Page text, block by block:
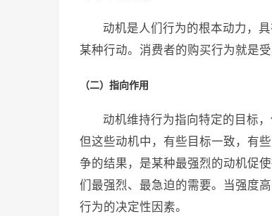
动机是人们行为的根本动力，
某种行动。消费者的购买行为就是
（二）指向作用
动机维持行为指向特定的目标
但这些动机中，有些目标一致，有
争的结果，是某种最强烈的动机促
们最强烈、最急迫的需要。当强度
行为的决定性因素。